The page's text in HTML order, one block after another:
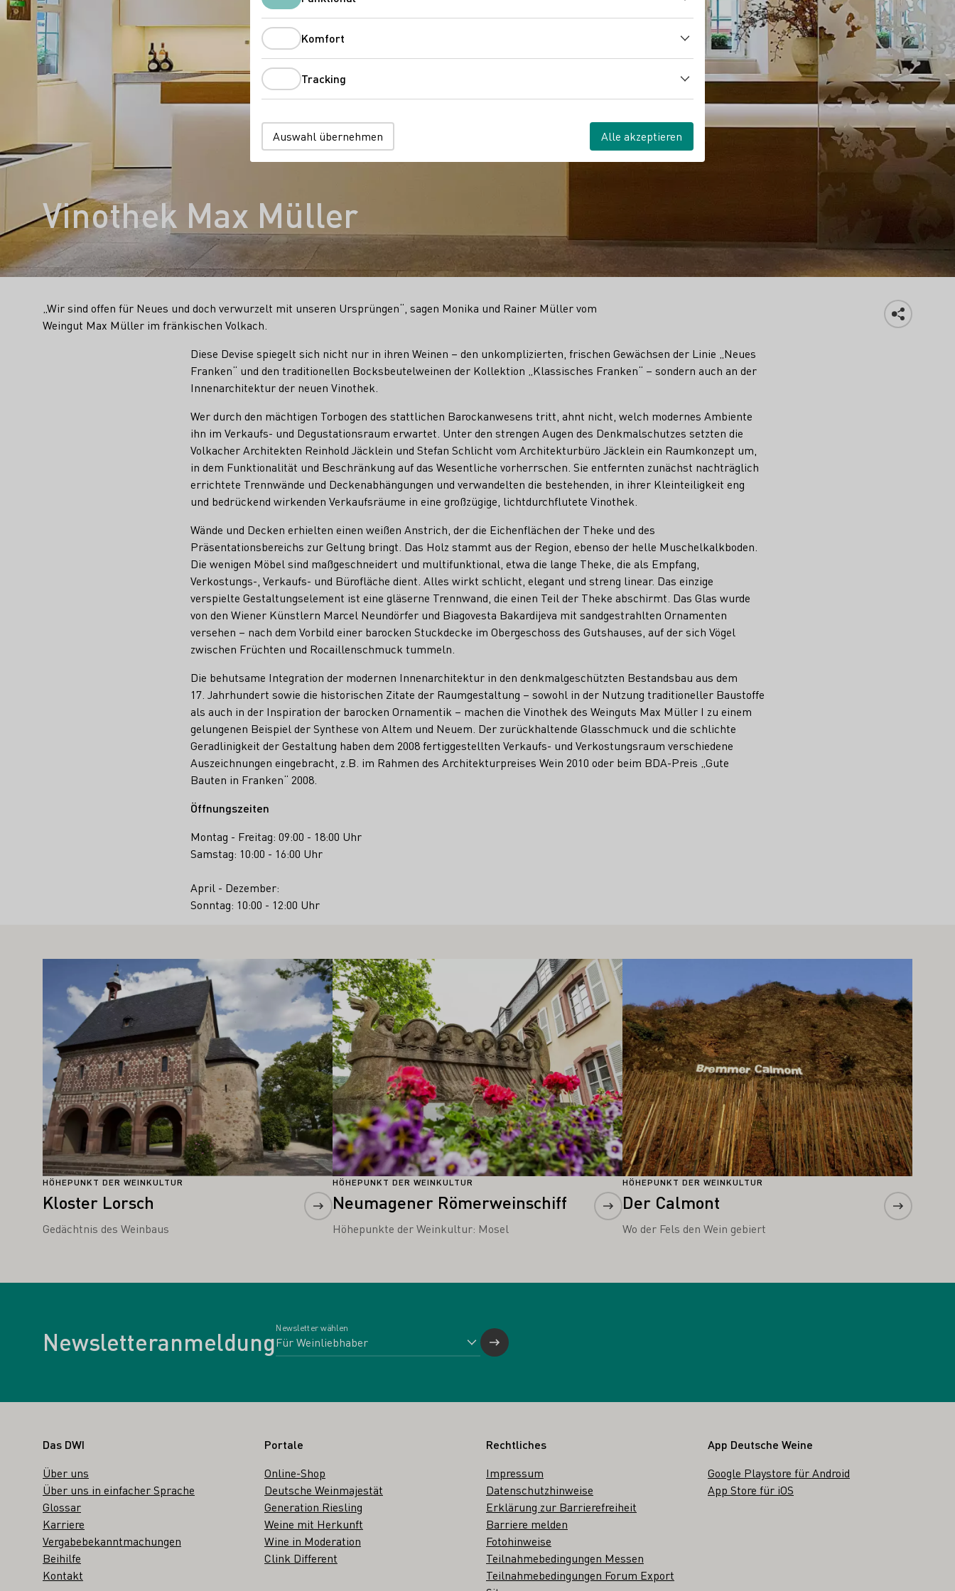
Vinothek Max Müller
„Wir sind offen für Neues und doch verwurzelt mit unseren Ursprüngen“, sagen Monika und Rainer Müller vom
Weingut Max Müller im fränkischen Volkach.
Diese Devise spiegelt sich nicht nur in ihren Weinen – den unkomplizierten, frischen Gewächsen der Linie „Neues
Franken“ und den traditionellen Bocksbeutelweinen der Kollektion „Klassisches Franken“ – sondern auch an der
Innenarchitektur der neuen Vinothek.
Wer durch den mächtigen Torbogen des stattlichen Barockanwesens tritt, ahnt nicht, welch modernes Ambiente
ihn im Verkaufs- und Degustationsraum erwartet. Unter den strengen Augen des Denkmalschutzes setzten die
Volkacher Architekten Reinhold Jäcklein und Stefan Schlicht vom Architekturbüro Jäcklein ein Raumkonzept um,
in dem Funktionalität und Beschränkung auf das Wesentliche vorherrschen. Sie entfernten zunächst nachträglich
errichtete Trennwände und Deckenabhängungen und verwandelten die bestehenden, in ihrer Kleinteiligkeit eng
und bedrückend wirkenden Verkaufsräume in eine großzügige, lichtdurchflutete Vinothek.
Wände und Decken erhielten einen weißen Anstrich, der die Eichenflächen der Theke und des
Präsentationsbereichs zur Geltung bringt. Das Holz stammt aus der Region, ebenso der helle Muschelkalkboden.
Die wenigen Möbel sind maßgeschneidert und multifunktional, etwa die lange Theke, die als Empfang,
Verkostungs-, Verkaufs- und Bürofläche dient. Alles wirkt schlicht, elegant und streng linear. Das einzige
verspielte Gestaltungselement ist eine gläserne Trennwand, die einen Teil der Theke abschirmt. Das Glas wurde
von den Wiener Künstlern Marcel Neundörfer und Biagovesta Bakardijeva mit sandgestrahlten Ornamenten
versehen – nach dem Vorbild einer barocken Stuckdecke im Obergeschoss des Gutshauses, auf der sich Vögel
zwischen Früchten und Rocaillenschmuck tummeln.
Die behutsame Integration der modernen Innenarchitektur in den denkmalgeschützten Bestandsbau aus dem
17. Jahrhundert sowie die historischen Zitate der Raumgestaltung – sowohl in der Nutzung traditioneller Baustoffe
als auch in der Inspiration der barocken Ornamentik – machen die Vinothek des Weinguts Max Müller I zu einem
gelungenen Beispiel der Synthese von Altem und Neuem. Der zurückhaltende Glasschmuck und die schlichte
Geradlinigkeit der Gestaltung haben dem 2008 fertiggestellten Verkaufs- und Verkostungsraum verschiedene
Auszeichnungen eingebracht, z.B. im Rahmen des Architekturpreises Wein 2010 oder beim BDA-Preis „Gute
Bauten in Franken“ 2008.
Öffnungszeiten
Montag - Freitag: 09:00 - 18:00 Uhr
Samstag: 10:00 - 16:00 Uhr
April - Dezember:
Sonntag: 10:00 - 12:00 Uhr
SIE AUCH INTERESSIEREN
HÖHEPUNKT DER WEINKULTUR
Kloster Lorsch
Gedächtnis des Weinbaus
HÖHEPUNKT DER WEINKULTUR
Neumagener Römerweinschiff
Höhepunkte der Weinkultur: Mosel
Mehr erfahren
HÖHEPUNKT DER WEINKULTUR
Der Calmont
Wo der Fels den Wein gebiert
Mehr erfahren
Newsletteranmeldung
Newsletter wählen
Fußbereich
Das DWI
Über uns
Über uns in einfacher Sprache
Glossar
Karriere
Vergabebekanntmachungen
Beihilfe
Kontakt
Portale
Online-Shop
Deutsche Weinmajestät
Generation Riesling
Weine mit Herkunft
Wine in Moderation
Clink Different
Rechtliches
Impressum
Datenschutzhinweise
Erklärung zur Barrierefreiheit
Barriere melden
Fotohinweise
Teilnahmebedingungen Messen
Teilnahmebedingungen Forum Export
Funktional
Komfort
Tracking
Auswahl übernehmen Alle akzeptieren
App Deutsche Weine
Google Playstore für Android
App Store für iOS